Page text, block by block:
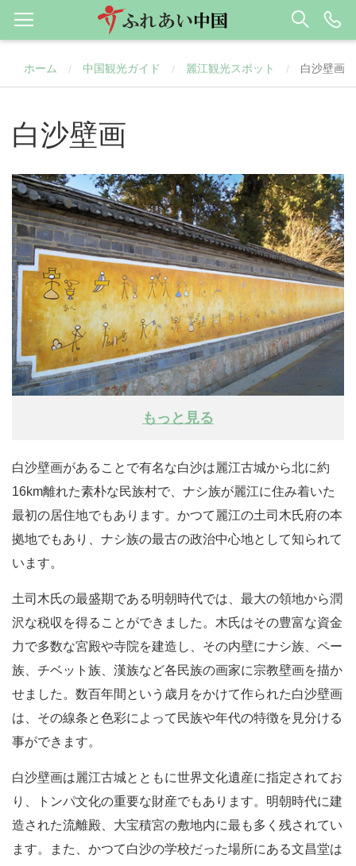
ホーム / 中国観光ガイド / 麗江観光スポット / 白沙壁画
白沙壁画
もっと見る
白沙壁画があることで有名な白沙は麗江古城から北に約
16km離れた素朴な民族村で、ナシ族が麗江に住み着いた
最初の居住地でもあります。かつて麗江の土司木氏府の本
拠地でもあり、ナシ族の最古の政治中心地として知られて
います。
土司木氏の最盛期である明朝時代では、最大の領地から潤
沢な税収を得ることができました。木氏はその豊富な資金
力で多数な宮殿や寺院を建造し、その内壁にナシ族、ペー
族、チベット族、漢族など各民族の画家に宗教壁画を描か
せました。数百年間という歳月をかけて作られた白沙壁画
は、その線条と色彩によって民族や年代の特徴を見分ける
事ができます。
白沙壁画は麗江古城とともに世界文化遺産に指定されてお
り、トンパ文化の重要な財産でもあります。明朝時代に建
造された流離殿、大宝積宮の敷地内に最も多く残されてい
ます。また、かつて白沙の学校だった場所にある文昌堂は